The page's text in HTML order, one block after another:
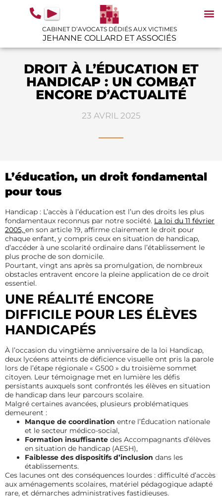
principal
CABINET D’AVOCATS DÉDIÉS AUX VICTIMES
JEHANNE COLLARD ET ASSOCIÉS
DROIT À L’ÉDUCATION ET
HANDICAP : UN COMBAT
ENCORE D’ACTUALITÉ
23 AVRIL 2025
L’éducation, un droit fondamental
pour tous
Handicap : L’accès à l’éducation est l’un des droits les plus
fondamentaux reconnus par notre société. La loi du 11 février
2005, en son article 19, affirme clairement le droit pour
chaque enfant, y compris ceux en situation de handicap,
d’accéder à une scolarité ordinaire dans l’établissement le
plus proche de son domicile.
Pourtant, vingt ans après sa promulgation, de nombreux
obstacles entravent encore la pleine application de ce droit
essentiel.
UNE RÉALITÉ ENCORE
DIFFICILE POUR LES ÉLÈVES
HANDICAPÉS
À l’occasion du vingtième anniversaire de la loi Handicap,
deux lycéens atteints de déficience visuelle ont pris la parole
lors de l’étape régionale « G500 » du troisième sommet
citoyen. Leur témoignage met en lumière les défis
persistants auxquels sont confrontés les élèves en situation
de handicap dans leur parcours scolaire.
Malgré certaines avancées, plusieurs problématiques
demeurent :
Manque de coordination entre l’Éducation nationale
et le secteur médico-social,
Formation insuffisante des Accompagnants d’élèves
en situation de handicap (AESH),
Faiblesse des dispositifs d’inclusion dans les
établissements.
Ces lacunes ont des conséquences lourdes : difficulté d’accès
aux aménagements scolaires, matériel pédagogique adapté
rare, et démarches administratives fastidieuses.